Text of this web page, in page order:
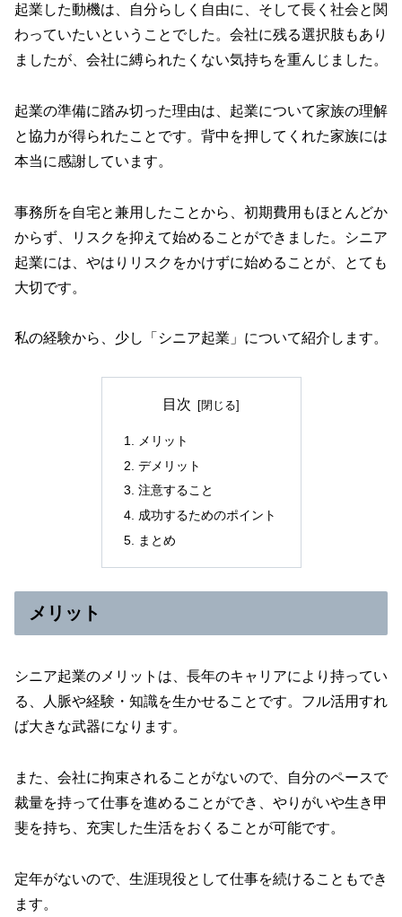
起業した動機は、自分らしく自由に、そして長く社会と関
わっていたいということでした。会社に残る選択肢もあり
ましたが、会社に縛られたくない気持ちを重んじました。
起業の準備に踏み切った理由は、起業について家族の理解
と協力が得られたことです。背中を押してくれた家族には
本当に感謝しています。
事務所を自宅と兼用したことから、初期費用もほとんどか
からず、リスクを抑えて始めることができました。シニア
起業には、やはりリスクをかけずに始めることが、とても
大切です。
私の経験から、少し「シニア起業」について紹介します。
目次
メリット
デメリット
注意すること
成功するためのポイント
まとめ
メリット
シニア起業のメリットは、長年のキャリアにより持ってい
る、人脈や経験・知識を生かせることです。フル活用すれ
ば大きな武器になります。
また、会社に拘束されることがないので、自分のペースで
裁量を持って仕事を進めることができ、やりがいや生き甲
斐を持ち、充実した生活をおくることが可能です。
定年がないので、生涯現役として仕事を続けることもでき
ます。